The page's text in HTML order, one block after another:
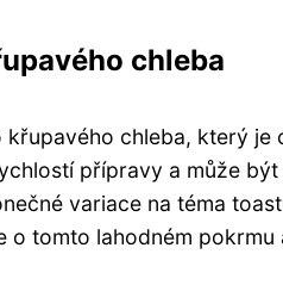
chleba
chleba, který
přípravy a může
variace na téma
o tomto lahodném